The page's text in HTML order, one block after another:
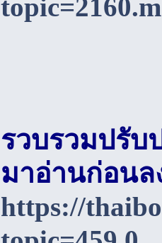
รวบรวมปรับ
มาอ่านก่อน
https://